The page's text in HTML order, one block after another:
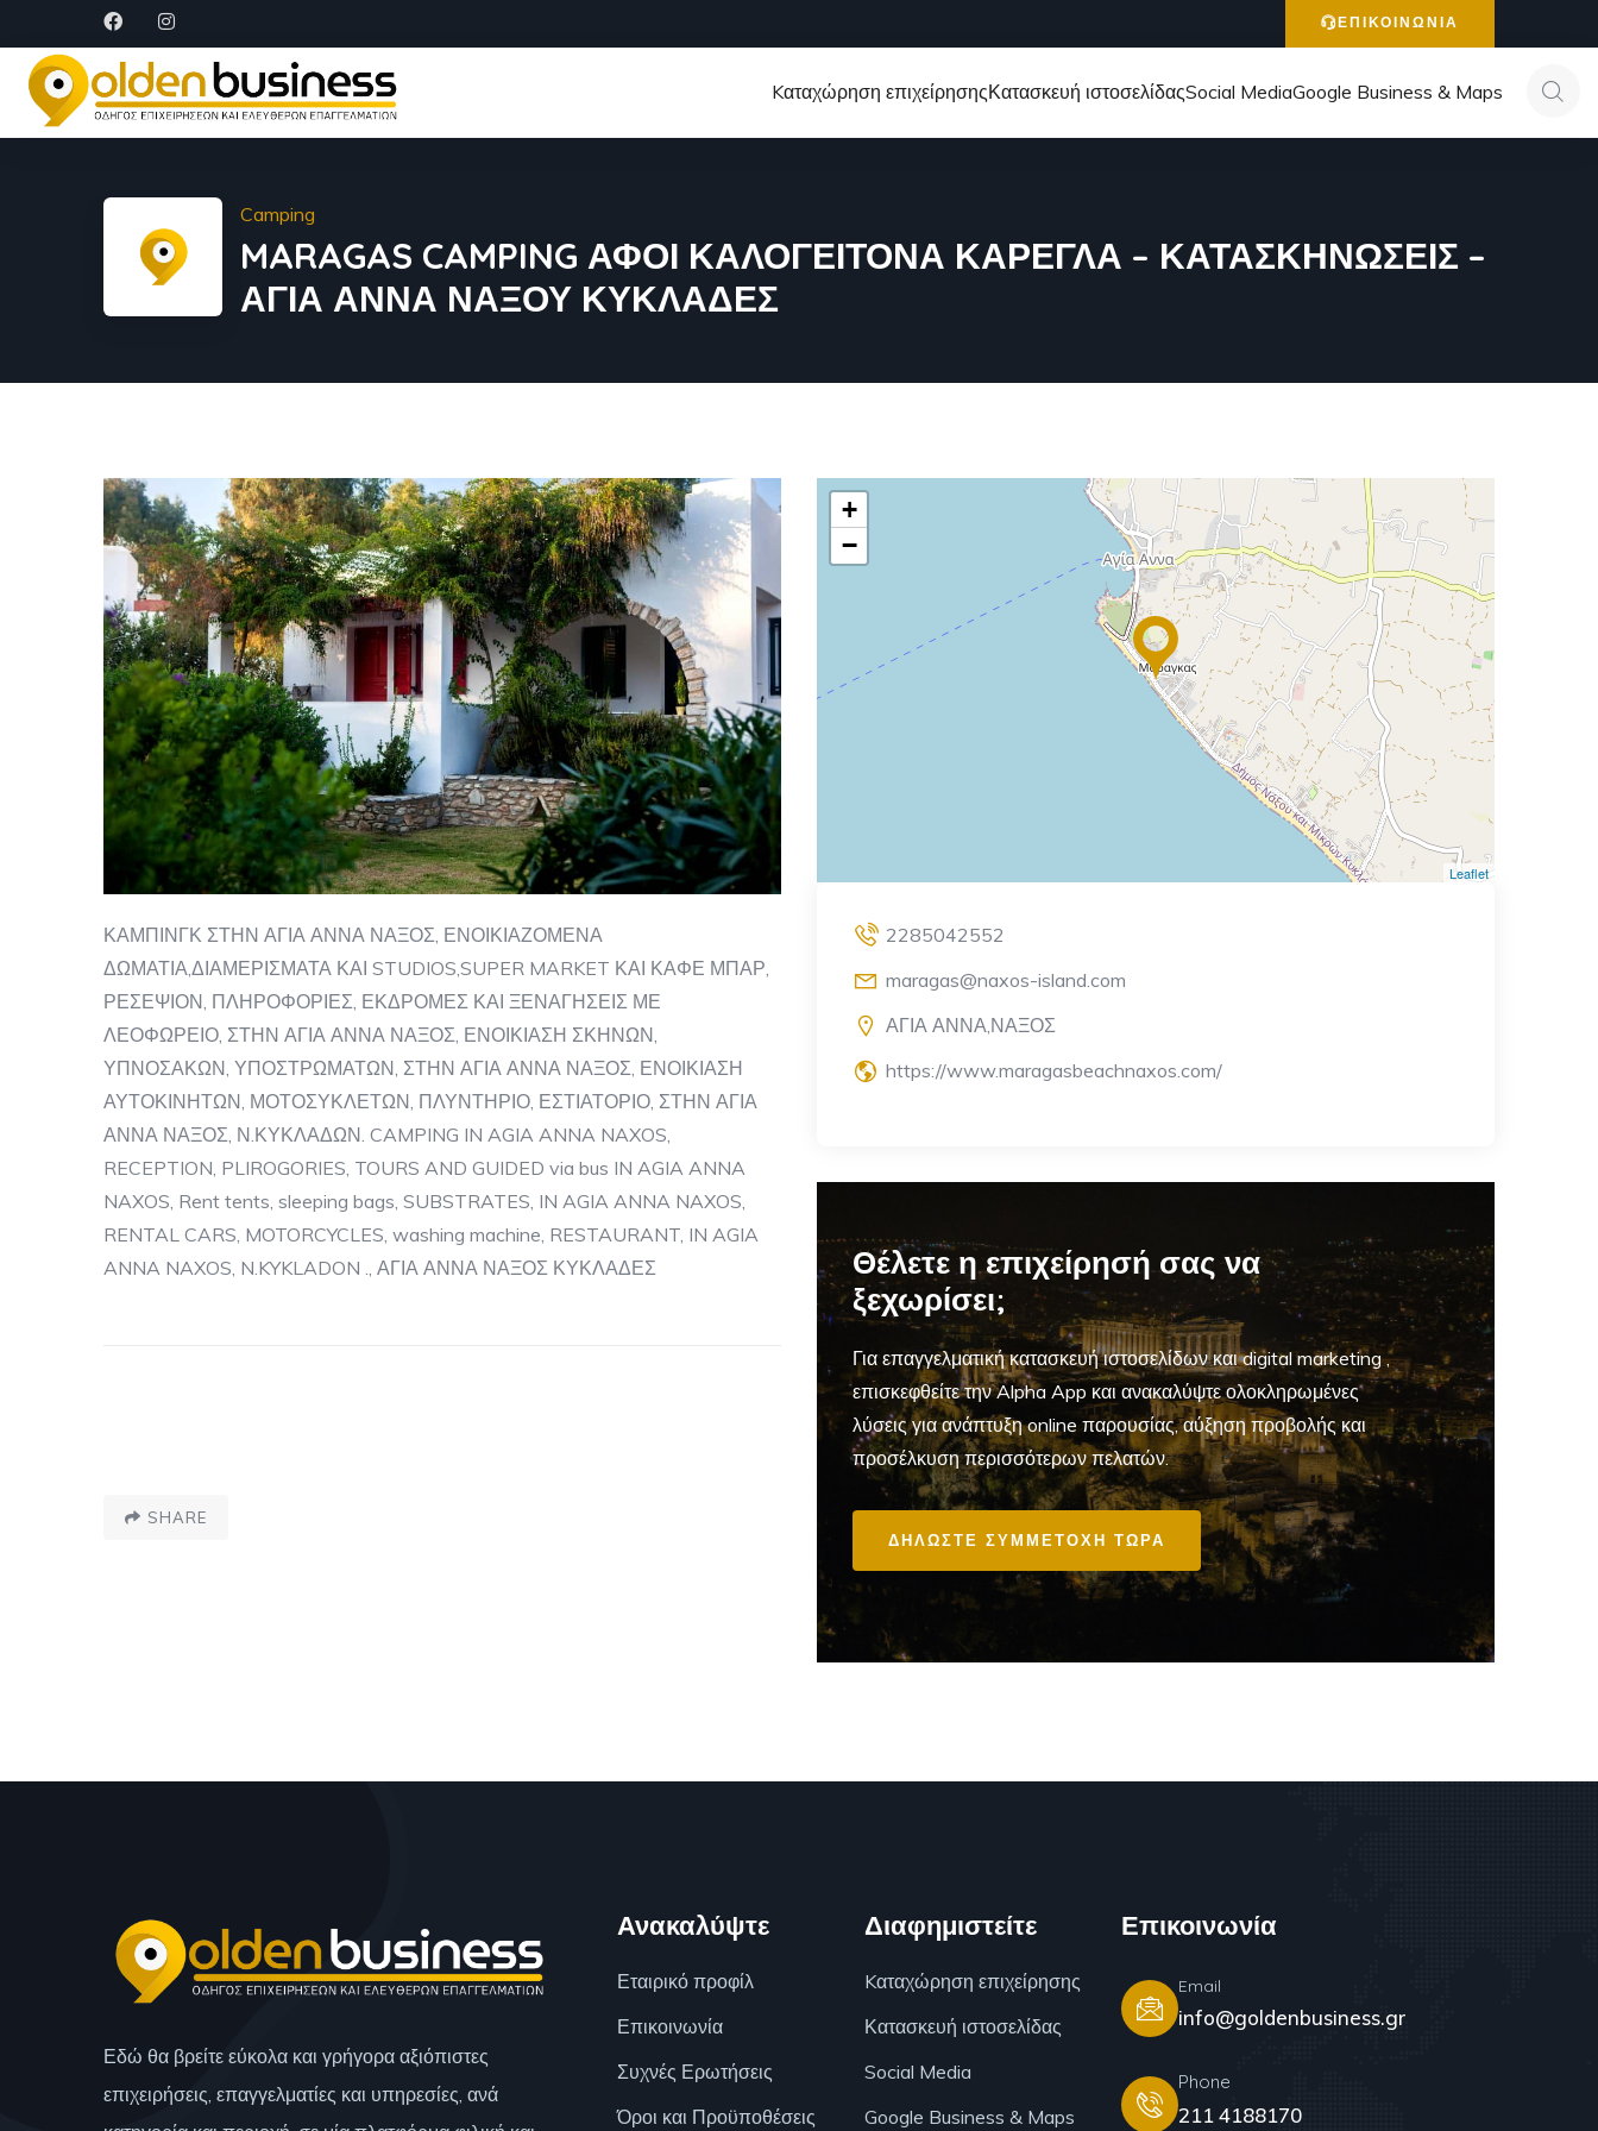
ΕΠΙΚΟΙΝΩΝΙΑ
Kαταχώρηση επιχείρησηςΚατασκευή ιστοσελίδαςSocial MediaGoogle Business & Maps
Camping
MARAGAS CAMPING ΑΦΟΙ ΚΑΛΟΓΕΙΤΟΝΑ ΚΑΡΕΓΛΑ – ΚΑΤΑΣΚΗΝΩΣΕΙΣ –
ΑΓΙΑ ΑΝΝΑ ΝΑΞΟΥ ΚΥΚΛΑΔΕΣ
ΚΑΜΠΙΝΓΚ ΣΤΗΝ ΑΓΙΑ ΑΝΝΑ ΝΑΞΟΣ, ΕΝΟΙΚΙΑΖΟΜΕΝΑ
ΔΩΜΑΤΙΑ,ΔΙΑΜΕΡΙΣΜΑΤΑ ΚΑΙ STUDIOS,SUPER MARKET ΚΑΙ ΚΑΦΕ ΜΠΑΡ,
ΡΕΣΕΨΙΟΝ, ΠΛΗΡΟΦΟΡΙΕΣ, ΕΚΔΡΟΜΕΣ ΚΑΙ ΞΕΝΑΓΗΣΕΙΣ ΜΕ
ΛΕΟΦΩΡΕΙΟ, ΣΤΗΝ ΑΓΙΑ ΑΝΝΑ ΝΑΞΟΣ, ΕΝΟΙΚΙΑΣΗ ΣΚΗΝΩΝ,
ΥΠΝΟΣΑΚΩΝ, ΥΠΟΣΤΡΩΜΑΤΩΝ, ΣΤΗΝ ΑΓΙΑ ΑΝΝΑ ΝΑΞΟΣ, ΕΝΟΙΚΙΑΣΗ
ΑΥΤΟΚΙΝΗΤΩΝ, ΜΟΤΟΣΥΚΛΕΤΩΝ, ΠΛΥΝΤΗΡΙΟ, ΕΣΤΙΑΤΟΡΙΟ, ΣΤΗΝ ΑΓΙΑ
ΑΝΝΑ ΝΑΞΟΣ, Ν.ΚΥΚΛΑΔΩΝ. CAMPING IN AGIA ANNA NAXOS,
RECEPTION, PLIROGORIES, TOURS AND GUIDED via bus IN AGIA ANNA
NAXOS, Rent tents, sleeping bags, SUBSTRATES, IN AGIA ANNA NAXOS,
RENTAL CARS, MOTORCYCLES, washing machine, RESTAURANT, IN AGIA
ANNA NAXOS, N.KYKLADON ., ΑΓΙΑ ΑΝΝΑ ΝΑΞΟΣ ΚΥΚΛΑΔΕΣ
SHARE
+
−
Leaflet
2285042552
maragas@naxos-island.com
ΑΓΙΑ ΑΝΝΑ,ΝΑΞΟΣ
https://www.maragasbeachnaxos.com/
Θέλετε η επιχείρησή σας να
ξεχωρίσει;
Για επαγγελματικήκατασκευή ιστοσελίδων και digital marketing,
επισκεφθείτε την Alpha App και ανακαλύψτε ολοκληρωμένες
λύσεις για ανάπτυξη online παρουσίας, αύξηση προβολής και
προσέλκυση περισσότερων πελατών.
ΔΗΛΩΣΤΕ ΣΥΜΜΕΤΟΧΗ ΤΩΡΑ
Εδώ θα βρείτε εύκολα και γρήγορα αξιόπιστες
επιχειρήσεις, επαγγελματίες και υπηρεσίες, ανά
Ανακαλύψτε
Εταιρικό προφίλ
Επικοινωνία
Συχνές Ερωτήσεις
Όροι και Προϋποθέσεις
Διαφημιστείτε
Kαταχώρηση επιχείρησης
Κατασκευή ιστοσελίδας
Social Media
Google Business & Maps
Επικοινωνία
Email
info@goldenbusiness.gr
Phone
211 4188170